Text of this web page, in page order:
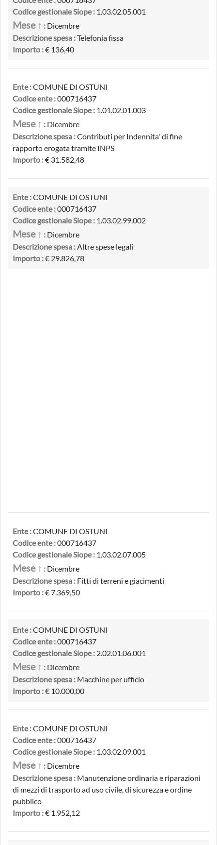
Codice gestionale Siope : 1.03.02.05.001
Mese ↑ : Dicembre
Descrizione spesa :Telefonia fissa
Importo :€ 136,40
Ente :COMUNE DI OSTUNI
Codice ente :000716437
Codice gestionale Siope : 1.01.02.01.003
Mese ↑ : Dicembre
Descrizione spesa :Contributi per Indennita' di fine
rapporto erogata tramite INPS
Importo :€ 31.582,48
Ente :COMUNE DI OSTUNI
Codice ente :000716437
Codice gestionale Siope : 1.03.02.99.002
Mese ↑ : Dicembre
Descrizione spesa :Altre spese legali
Importo :€ 29.826,78
Ente :COMUNE DI OSTUNI
Codice ente :000716437
Codice gestionale Siope : 1.03.02.07.005
Mese ↑ : Dicembre
Descrizione spesa : Fitti di terreni e giacimenti
Importo :€ 7.369,50
Ente :COMUNE DI OSTUNI
Codice ente :000716437
Codice gestionale Siope : 2.02.01.06.001
Mese ↑ : Dicembre
Descrizione spesa : Macchine per ufficio
Importo :€ 10.000,00
Ente :COMUNE DI OSTUNI
Codice ente :000716437
Codice gestionale Siope : 1.03.02.09.001
Mese ↑ : Dicembre
Descrizione spesa : Manutenzione ordinaria e riparazioni
di mezzi di trasporto ad uso civile, di sicurezza e ordine
pubblico
Importo :€ 1.952,12